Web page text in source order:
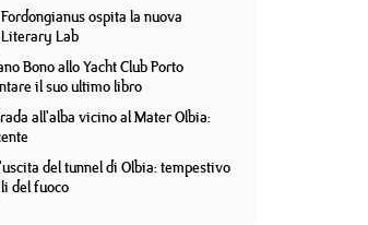
ospita la nuova
Lab
Bono allo Yacht Club Porto
il suo ultimo libro
all'alba vicino al Mater Olbia:
del tunnel di Olbia: tempestivo
del fuoco